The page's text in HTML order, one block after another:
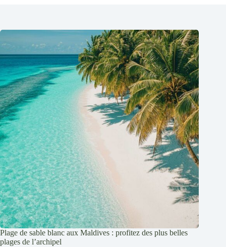
Plage de sable blanc aux Maldives : profitez des plus belles
plages de l’archipel